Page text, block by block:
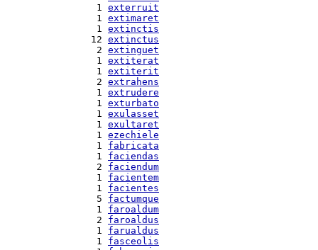
  1
exterruit
  1
extimaret
  1
extinctis
12 extinctus
  2
extinguet
  1
extiterat
  1
extiterit
  2
extrahens
  1
extrudere
  1
exturbato
  1
exulasset
  1
exultaret
  1
ezechiele
  1
fabricata
  1
faciendas
  2
faciendum
  1
facientem
  1
facientes
  5
factumque
  1
faroaldum
  2
faroaldus
  1
farualdus
  1
fasceolis